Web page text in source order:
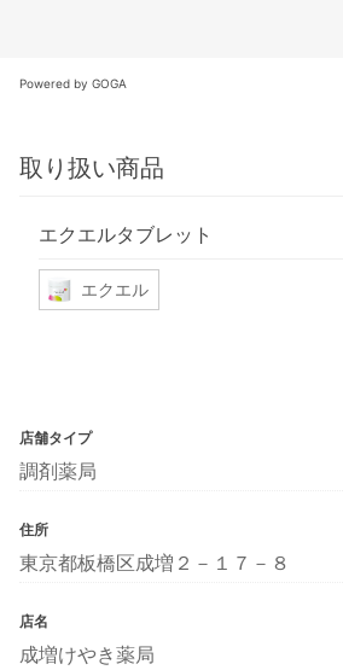
Powered by GOGA
取り扱い商品
エクエルタブレット
エクエル
店舗タイプ
調剤薬局
住所
東京都板橋区成増２－１７－８
店名
成増けやき薬局